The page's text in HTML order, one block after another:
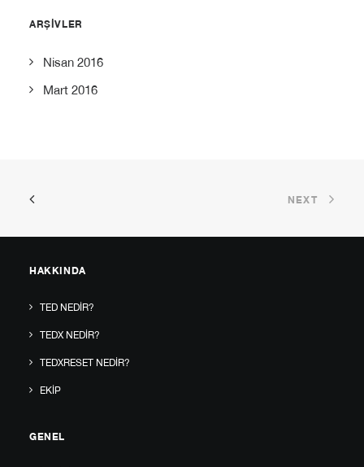
ARŞIVLER
Nisan 2016
Mart 2016
NEXT
HAKKINDA
TED NEDIR?
TEDX NEDIR?
TEDXRESET NEDIR?
EKIP
GENEL